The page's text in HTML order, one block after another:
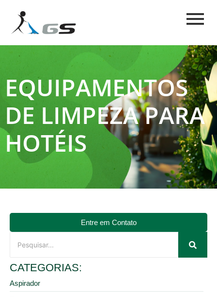
EQUIPAMENTOS
DE LIMPEZA PARA
HOTÉIS
Entre em Contato
CATEGORIAS:
Aspirador